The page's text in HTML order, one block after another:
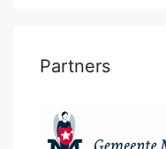
Partners